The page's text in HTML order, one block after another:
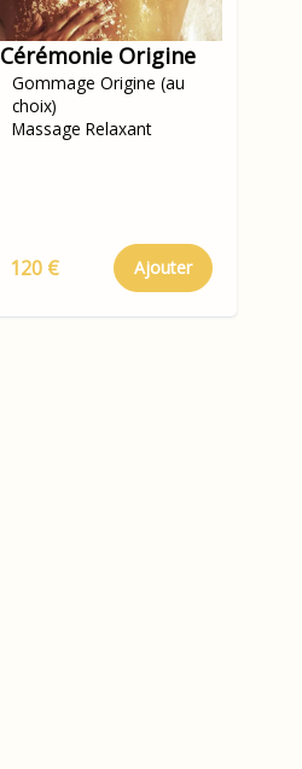
Cérémonie Origine
Gommage Origine (au
choix)
Massage Relaxant
120 € Ajouter